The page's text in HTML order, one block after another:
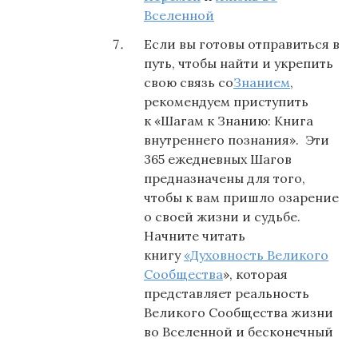
Вселенной
Если вы готовы отправиться в
путь, чтобы найти и укрепить
свою связь соЗнанием,
рекомендуем приступить
к «Шагам к Знанию: Книга
внутреннего познания». Эти
365 ежедневных Шагов
предназначены для того,
чтобы к вам пришло озарение
о своей жизни и судьбе.
Начните читать
книгу«Духовность Великого
Сообщества», которая
представляет реальность
Великого Сообщества жизни
во Вселенной и бесконечный